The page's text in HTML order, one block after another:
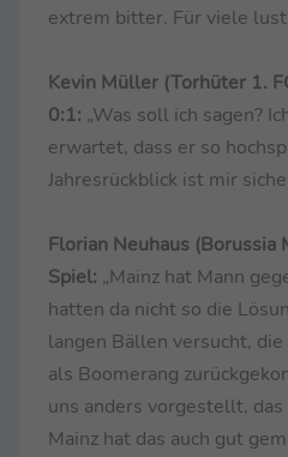
extrem bitter. Für viele
Kevin Müller (Torhüter 1.
0:1: „Was soll ich sagen?
erwartet, dass er so
Jahresrückblick ist mir
Florian Neuhaus (Borussia
Spiel: „Mainz hat Mann
hatten da nicht so die
langen Bällen versucht,
als Boomerang
uns anders vorgestellt, das
Mainz hat das auch gut